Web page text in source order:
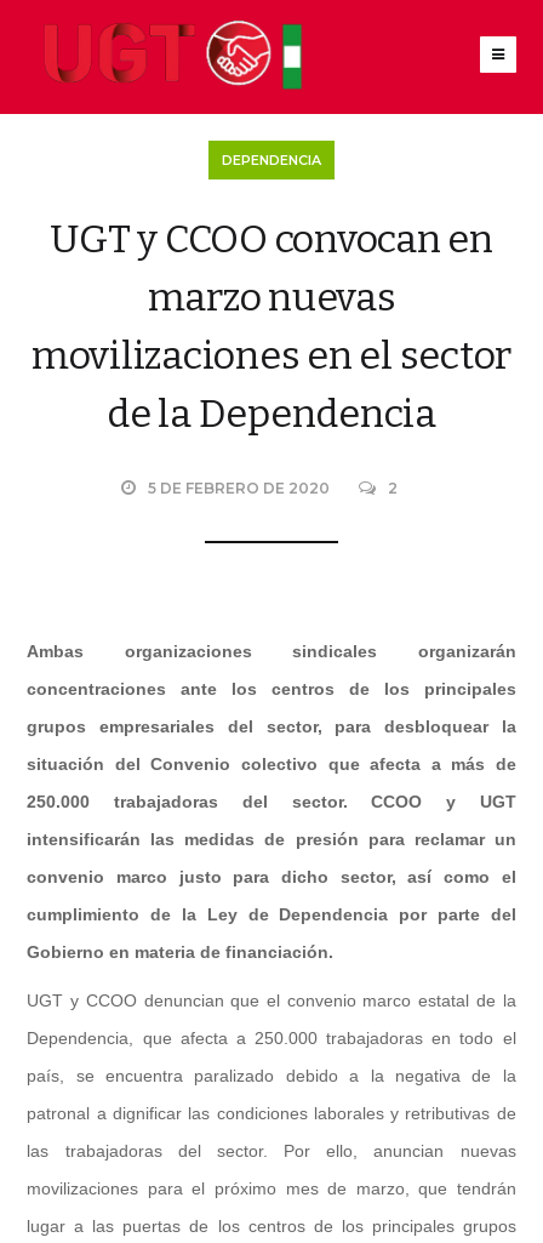
DEPENDENCIA
UGT y CCOO convocan en
marzo nuevas
movilizaciones en el sector
de la Dependencia
5 DE FEBRERO DE 2020 2
Ambas organizaciones sindicales organizarán
concentraciones ante los centros de los principales
grupos empresariales del sector, para desbloquear la
situación del Convenio colectivo que afecta a más de
250.000 trabajadoras del sector. CCOO y UGT
intensificarán las medidas de presión para reclamar un
convenio marco justo para dicho sector, así como el
cumplimiento de la Ley de Dependencia por parte del
Gobierno en materia de financiación.
UGT y CCOO denuncian que el convenio marco estatal de la
Dependencia, que afecta a 250.000 trabajadoras en todo el
país, se encuentra paralizado debido a la negativa de la
patronal a dignificar las condiciones laborales y retributivas de
las trabajadoras del sector. Por ello, anuncian nuevas
movilizaciones para el próximo mes de marzo, que tendrán
lugar a las puertas de los centros de los principales grupos